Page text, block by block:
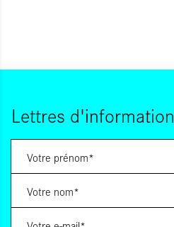
Lettres d'information